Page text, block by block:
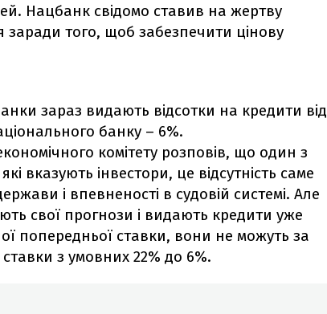
Нацбанк свідомо ставив на жертву
заради того, щоб забезпечити цінову
зараз видають відсотки на кредити від
банку – 6%.
комітету розповів, що один з
вказують інвестори, це відсутність саме
і впевненості в судовій системі. Але
свої прогнози і видають кредити уже
попередньої ставки, вони не можуть за
з умовних 22% до 6%.